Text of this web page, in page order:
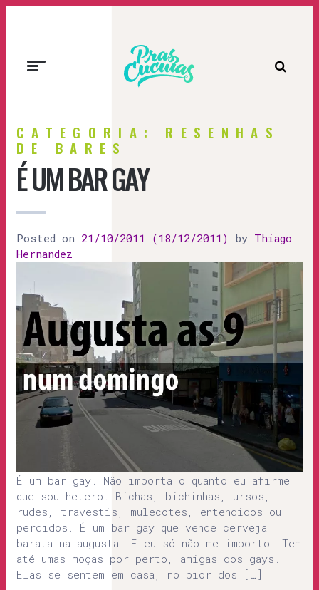
Prascucuias
CATEGORIA: RESENHAS
DE BARES
É UM BAR GAY
Posted on 21/10/2011 (18/12/2011) by Thiago
Hernandez
É um bar gay. Não importa o quanto eu afirme
que sou hetero. Bichas, bichinhas, ursos,
rudes, travestis, mulecotes, entendidos ou
perdidos. É um bar gay que vende cerveja
barata na augusta. E eu só não me importo. Tem
até umas moças por perto, amigas dos gays.
Elas se sentem em casa, no pior dos […]